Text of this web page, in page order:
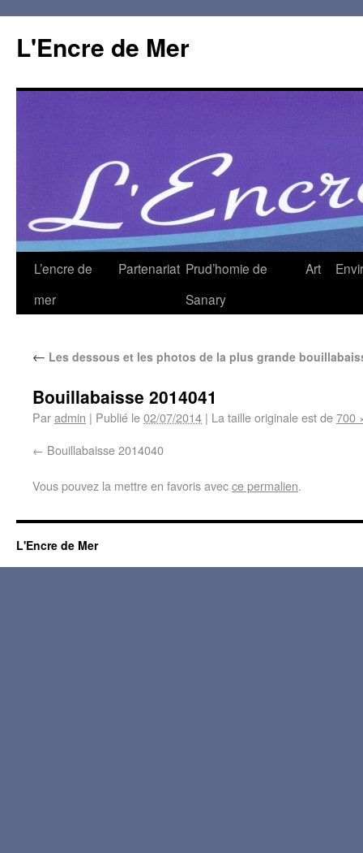
L'Encre de Mer
L’encre de
mer
Partenariat Prud’homie de
Sanary
Art
← Les dessous et les photos de la plus grande
Bouillabaisse 2014041
Paradmin | Publié le02/07/2014 | La taille originale est de700
Bouillabaisse 2014040
Vous pouvez la mettre en favoris avecce permalien.
L'Encre de Mer